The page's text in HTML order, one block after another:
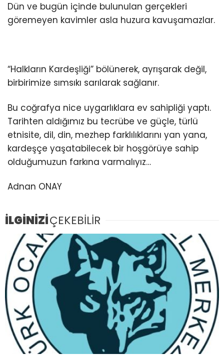
Dün ve bugün içinde bulunulan gerçekleri
göremeyen kavimler asla huzura kavuşamazlar.
“Halkların Kardeşliği” bölünerek, ayrışarak değil,
birbirimize sımsıkı sarılarak sağlanır.
Bu coğrafya nice uygarlıklara ev sahipliği yaptı.
Tarihten aldığımız bu tecrübe ve güçle, türlü
etnisite, dil, din, mezhep farklılıklarını yan yana,
kardeşçe yaşatabilecek bir hoşgörüye sahip
olduğumuzun farkına varmalıyız…
Adnan ONAY
İLGİNİZİÇEKEBİLİR